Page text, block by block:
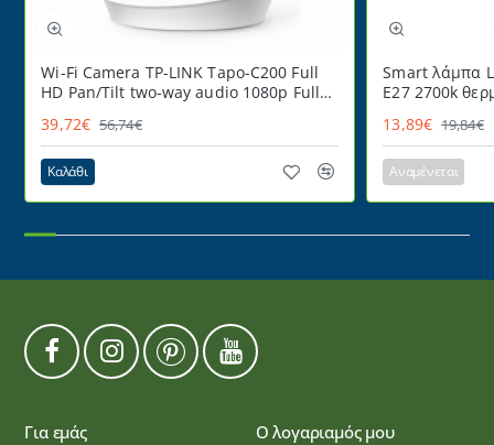
Wi-Fi Camera TP-LINK Tapo-C200 Full
HD Pan/Tilt two-way audio 1080p Full
39,72€ 56,74€
Καλάθι
Smart λάμπα
E27 2700k
13,89€ 19,84€
Αναμένεται
Για εμάς Ο λογαριαμός μου